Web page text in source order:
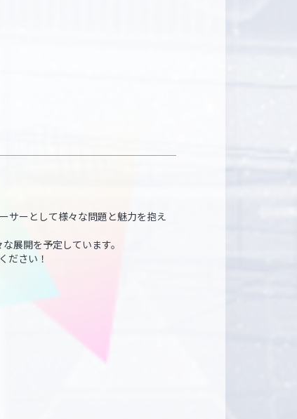
サーとして様々な問題と魅力を抱え
展開を予定しています。
ださい！